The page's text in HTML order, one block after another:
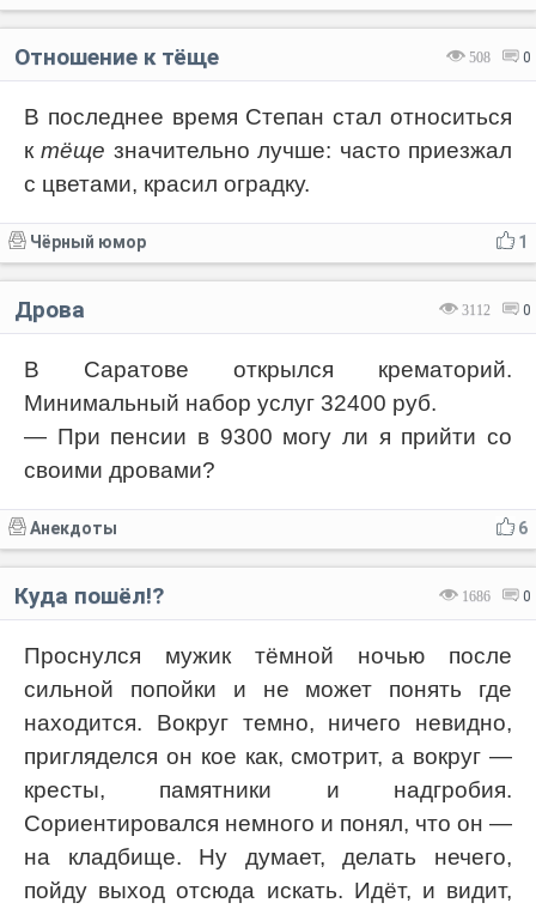
508 0
Отношение к тёще
В последнее время Степан стал относиться
ктёще значительно лучше: часто приезжал
с цветами, красил оградку.
1
Чёрный юмор
3112 0
Дрова
В Саратове открылся крематорий.
Минимальный набор услуг 32400 руб.
— При пенсии в 9300 могу ли я прийти со
своими дровами?
6
Анекдоты
1686 0
Куда пошёл!?
Проснулся мужик тёмной ночью после
сильной попойки и не может понять где
находится. Вокруг темно, ничего невидно,
пригляделся он кое как, смотрит, а вокруг —
кресты, памятники и надгробия.
Сориентировался немного и понял, что он —
на кладбище. Ну думает, делать нечего,
пойду выход отсюда искать. Идёт, и видит,